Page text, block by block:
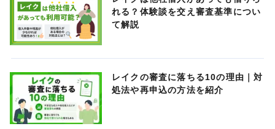
れる？体験談を交え審査基準につい
て解説
レイクの審査に落ちる10の理由｜対
処法や再申込の方法を紹介